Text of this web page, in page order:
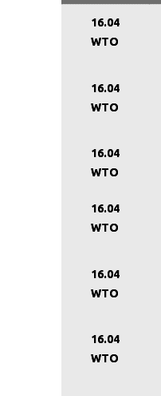
16.04
WTO
16.04
WTO
16.04
WTO
16.04
WTO
16.04
WTO
16.04
WTO